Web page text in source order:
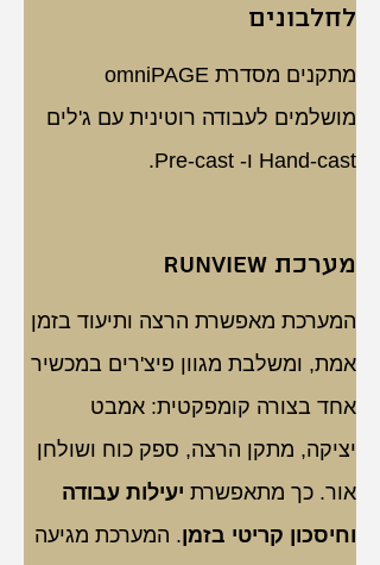
לחלבונים
מושלמים לעבודה רוטינית עם ג'לים
Hand-cast ו- Pre-cast.
מערכת Runview
המערכת מאפשרת הרצה ותיעוד בזמן
אמת, ומשלבת מגוון פיצ'רים במכשיר
אחד בצורה קומפקטית: אמבט
יציקה, מתקן הרצה, ספק כוח ושולחן
אור. כך מתאפשרת יעילות עבודה
וחיסכון קריטי בזמן. המערכת מגיעה